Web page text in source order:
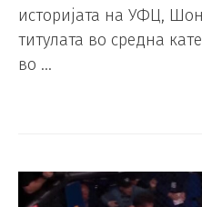
историјата на УФЦ,
титулата во средна
во …